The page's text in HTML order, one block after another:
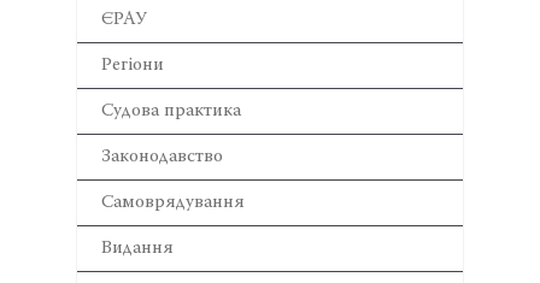
ЄРАУ
Регіони
Cудова практика
Законодавство
Самоврядування
Видання